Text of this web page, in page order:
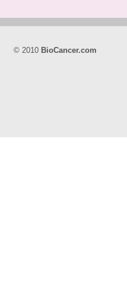
© 2010 BioCancer.com